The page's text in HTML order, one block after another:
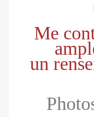
Me
un